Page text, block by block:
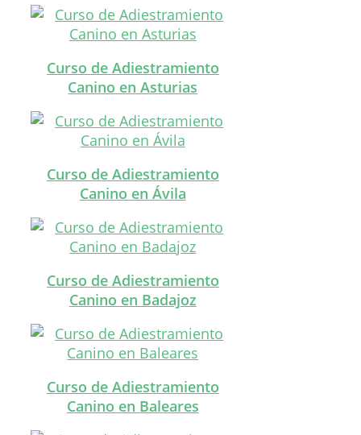
Curso de Adiestramiento
Canino en Asturias
Curso de Adiestramiento
Canino en Ávila
Curso de Adiestramiento
Canino en Badajoz
Curso de Adiestramiento
Canino en Baleares